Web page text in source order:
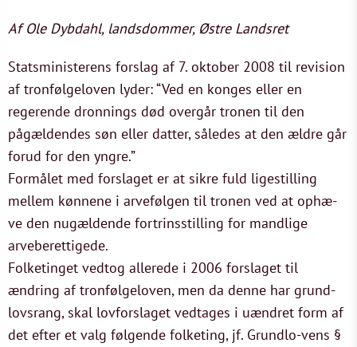
Af Ole Dybdahl, landsdommer, Østre Landsret
Statsministerens forslag af 7. oktober 2008 til revision
af tronfølgeloven lyder: “Ved en konges eller en
regerende dronnings død overgår tronen til den
pågældendes søn eller datter, således at den ældre går
forud for den yngre.”
Formålet med forslaget er at sikre fuld ligestilling
mellem kønnene i arvefølgen til tronen ved at ophæ-
ve den nugældende fortrinsstilling for mandlige
arveberettigede.
Folketinget vedtog allerede i 2006 forslaget til
ændring af tronfølgeloven, men da denne har grund-
lovsrang, skal lovforslaget vedtages i uændret form af
det efter et valg følgende folketing, jf. Grundlo-vens §